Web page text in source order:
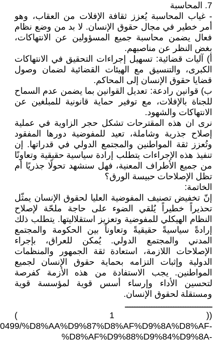
7. المحاسبة
- غياب المحاسبة يُعزز ثقافة الإفلات من العقاب، وهو
أمر خطير في مجال حقوق الإنسان. لا بد من وضع نظام
فعال يضمن محاسبة جميع المسؤولين عن الانتهاكات،
بغض النظر عن مناصبهم.
‌أ) آليات قضائية: تسهيل إجراءات التحقيق في الانتهاكات
الكبرى، والتنسيق مع الهيئات القضائية لضمان وصول
قضايا حقوق الإنسان إلى المحاكم.
‌ب) قوانين رادعة: تعديل القوانين بما يضمن عدم السماح
للجناة بالإفلات، مع توفير حماية قانونية للمبلغين عن
الانتهاكات والشهود.
نرى ان هذه المقترحات تشكل حجر الزاوية في عملية
إصلاح جذرية وشاملة، تعيد للمفوضية دورها المفقود
وتُعزز ثقة المواطنين والمجتمع الدولي في قدراتها. إن
تنفيذ هذه الإجراءات يتطلب إرادة سياسية حقيقية وتعاونًا
من جميع الأطراف المعنية، فهل سنشهد تحولًا جذريًا أم
تظل الإصلاحات حبيسة الورق؟
الخاتمة:
إنّ تخفيض تصنيف المفوضية العليا لحقوق الإنسان يمثّل
تحذيراً خطيراً يُلقي الضوء على حاجة ملحّة لإصلاح
النظام الهيكلي للمفوضية وتعزيز استقلاليتها. يتطلب ذلك
إرادةً سياسيةً حقيقيةً وتعاوناً بين الحكومة والمجتمع
المدني والمجتمع الدولي. يُمكن للعراق، بإجراء
الإصلاحات اللازمة، استعادة ثقة الجمهور والمنظمات
الدولية وإثبات التزامه بحماية حقوق الإنسان لجميع
المواطنين. يجب الاستفادة من هذه الأزمة كفرصة
لتحسين الأداء وإرساء أسس قوية لمؤسسة قوية
ومستقلة لحقوق الإنسان.
ــــــــــــــــــــــــــــــــــــ
(( 1 )
%D8%AA%D9%87%D8%AF%D9%8A%D8%AF-
%D8%AF%D9%88%D9%84%D9%8A-